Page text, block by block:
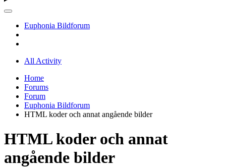
Euphonia Bildforum
All Activity
Home
Forums
Forum
Euphonia Bildforum
HTML koder och annat angående bilder
HTML koder och annat
angående bilder